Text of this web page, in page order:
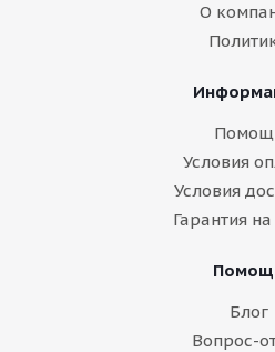
О
Условия
Условия
Гарантия
Блог
Вопрос-